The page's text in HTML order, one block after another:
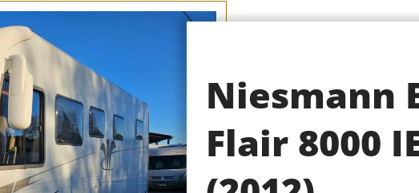
Niesmann
Flair 8000